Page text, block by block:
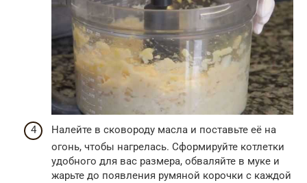
Налейте в сковороду масла и поставьте её на
огонь, чтобы нагрелась. Сформируйте котлетки
удобного для вас размера, обваляйте в муке и
жарьте до появления румяной корочки с каждой